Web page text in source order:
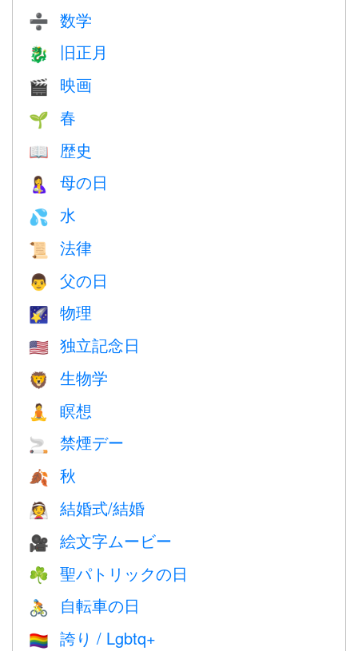
➗ 数学
🐉 旧正月
🎬 映画
🌱 春
📖 歴史
🤱 母の日
💦 水
📜 法律
👨 父の日
🌠 物理
🇺🇸 独立記念日
🦁 生物学
🧘 瞑想
🚬 禁煙デー
🍂 秋
👰 結婚式/結婚
🎥 絵文字ムービー
☘️ 聖パトリックの日
🚴 自転車の日
🏳️‍🌈 誇り / Lgbtq+